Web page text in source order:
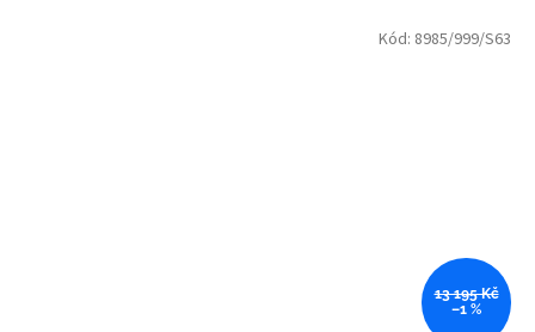
13 195 Kč
–1 %
Kód: 8985/999/S63